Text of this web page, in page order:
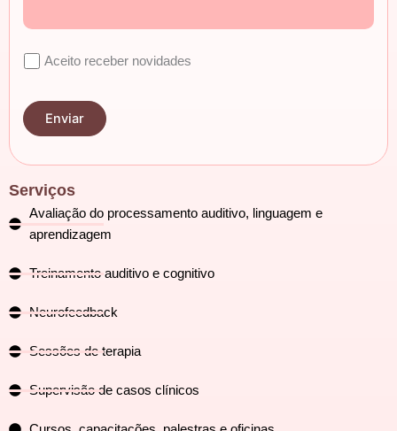
Aceito receber novidades
Serviços
Avaliação do processamento auditivo, linguagem e
aprendizagem
Treinamento auditivo e cognitivo
Neurofeedback
Sessões de terapia
Supervisão de casos clínicos